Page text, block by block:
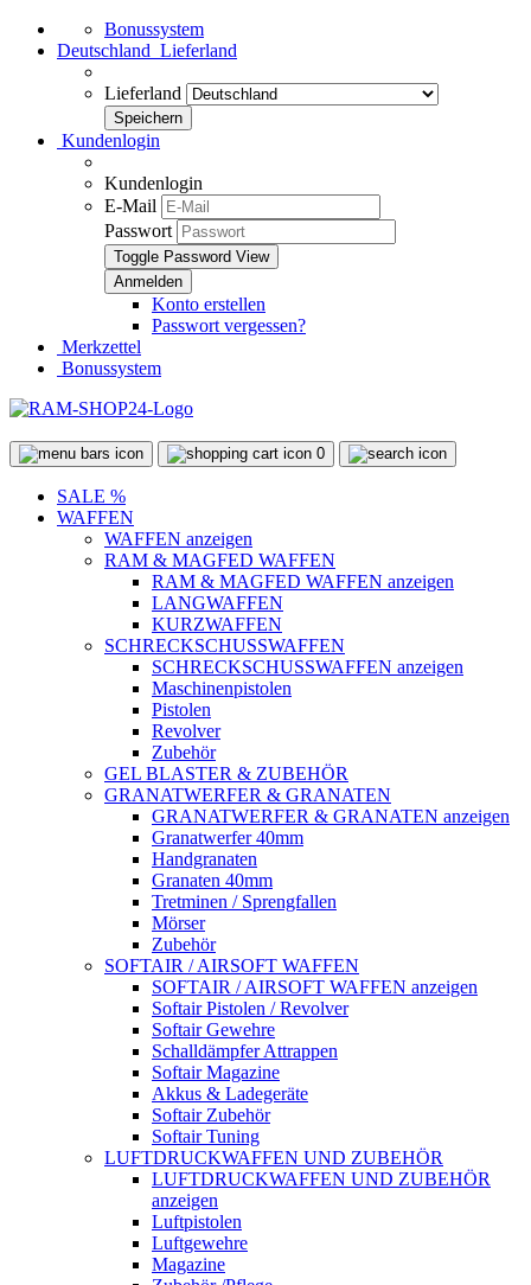
Bonussystem
Deutschland Lieferland
Lieferland
Kundenlogin
Kundenlogin
E-Mail
Passwort
Toggle Password View
Konto erstellen
Passwort vergessen?
Merkzettel
Bonussystem
0
SALE %
WAFFEN
WAFFEN anzeigen
RAM & MAGFED WAFFEN
RAM & MAGFED WAFFEN anzeigen
LANGWAFFEN
KURZWAFFEN
SCHRECKSCHUSSWAFFEN
SCHRECKSCHUSSWAFFEN anzeigen
Maschinenpistolen
Pistolen
Revolver
Zubehör
GEL BLASTER & ZUBEHÖR
GRANATWERFER & GRANATEN
GRANATWERFER & GRANATEN anzeigen
Granatwerfer 40mm
Handgranaten
Granaten 40mm
Tretminen / Sprengfallen
Mörser
Zubehör
SOFTAIR / AIRSOFT WAFFEN
SOFTAIR / AIRSOFT WAFFEN anzeigen
Softair Pistolen / Revolver
Softair Gewehre
Schalldämpfer Attrappen
Softair Magazine
Akkus & Ladegeräte
Softair Zubehör
Softair Tuning
LUFTDRUCKWAFFEN UND ZUBEHÖR
LUFTDRUCKWAFFEN UND ZUBEHÖR
anzeigen
Luftpistolen
Luftgewehre
Magazine